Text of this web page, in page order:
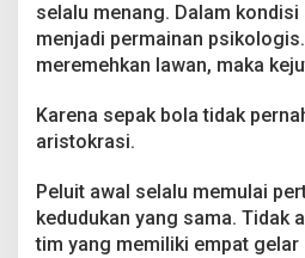
selalu menang. Dalam
menjadi permainan
meremehkan lawan, maka
Karena sepak bola tidak
aristokrasi.
Peluit awal selalu memulai
kedudukan yang sama. Tidak
tim yang memiliki empat gelar